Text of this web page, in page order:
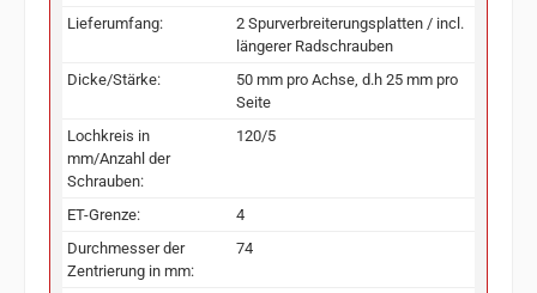
Lieferumfang:
2 Spurverbreiterungsplatten / incl.
längerer Radschrauben
Dicke/Stärke:
50 mm pro Achse, d.h 25 mm pro
Seite
Lochkreis in
mm/Anzahl der
Schrauben:
120/5
ET-Grenze:
4
Durchmesser der
Zentrierung in mm:
74